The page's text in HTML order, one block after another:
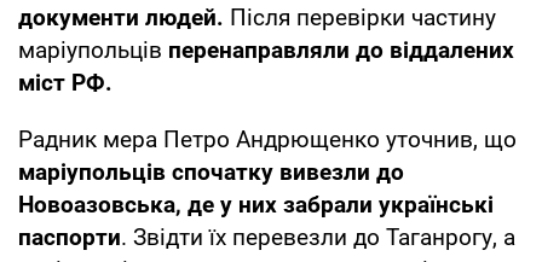
документи людей. Після перевірки частину
маріупольців перенаправляли до віддалених
міст РФ.
Радник мера Петро Андрющенко уточнив, що
маріупольців спочатку вивезли до
Новоазовська, де у них забрали українські
паспорти. Звідти їх перевезли до Таганрогу, а